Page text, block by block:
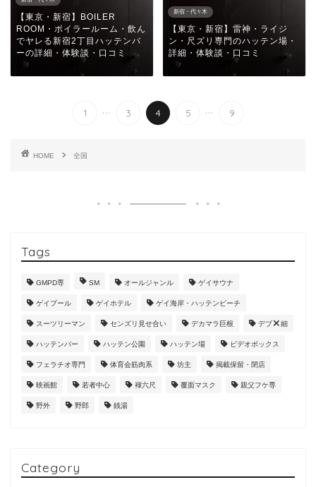
【東京・新宿】BOILER
ROOM・ボイラールーム・飲ん
でヤレる新宿2丁目ハッテンバ
ーの詳細・体験談・口コミ
新宿・代々木
【東京・新宿】雷神・ライジ
ン・尺ズリ専門のハッテン場・
詳細・体験談・口コミ
1 ... 3 4 5 ... 9
HOME 全国
Tags
GMPD専 SM オールジャンル ゲイサウナ
ゲイプール ゲイホテル ゲイ海岸・ハッテンビーチ
スーツリーマン センズリ見せ合い デカマラ巨根 デブ 細
ハッテンバー ハッテン公園 ハッテン場 ビデオボックス
フェラチオ専門 体育会筋肉系 坊主 掲載保留・閉店
映画館 若者中心 褌六尺 覆面マスク 親父フケ専
野外 野郎 銭湯
Category